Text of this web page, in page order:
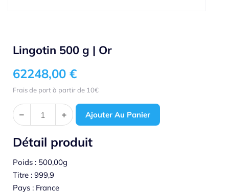
Lingotin 500 g | Or
62248,00 €
Frais de port à partir de 10€
Ajouter Au Panier
Détail produit
Poids : 500,00g
Titre : 999,9
Pays : France